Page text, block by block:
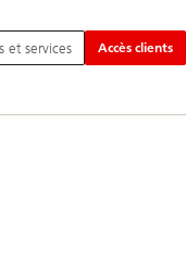
et services Accès clients